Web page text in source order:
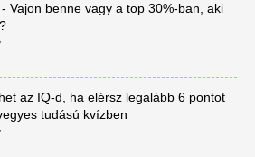
Vajon benne vagy a top 30%-ban, aki
az IQ-d, ha elérsz legalább 6 pontot
tudású kvízben